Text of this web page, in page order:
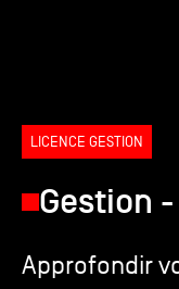
Entreprises
International
LICENCE GESTION
Gestion
Approfondir